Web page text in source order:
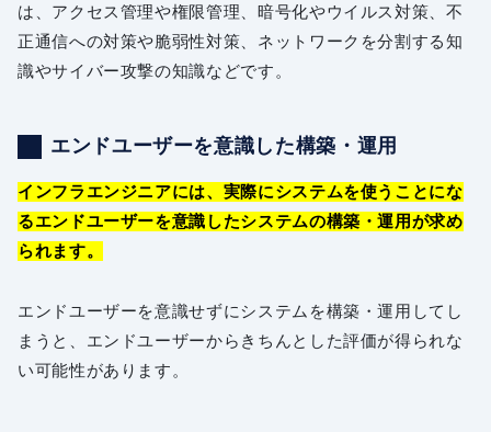
は、アクセス管理や権限管理、暗号化やウイルス対策、不
正通信への対策や脆弱性対策、ネットワークを分割する知
識やサイバー攻撃の知識などです。
エンドユーザーを意識した構築・運用
インフラエンジニアには、実際にシステムを使うことにな
るエンドユーザーを意識したシステムの構築・運用が求め
られます。
エンドユーザーを意識せずにシステムを構築・運用してし
まうと、エンドユーザーからきちんとした評価が得られな
い可能性があります。